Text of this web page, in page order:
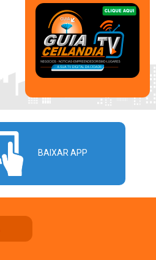
BAIXAR APP